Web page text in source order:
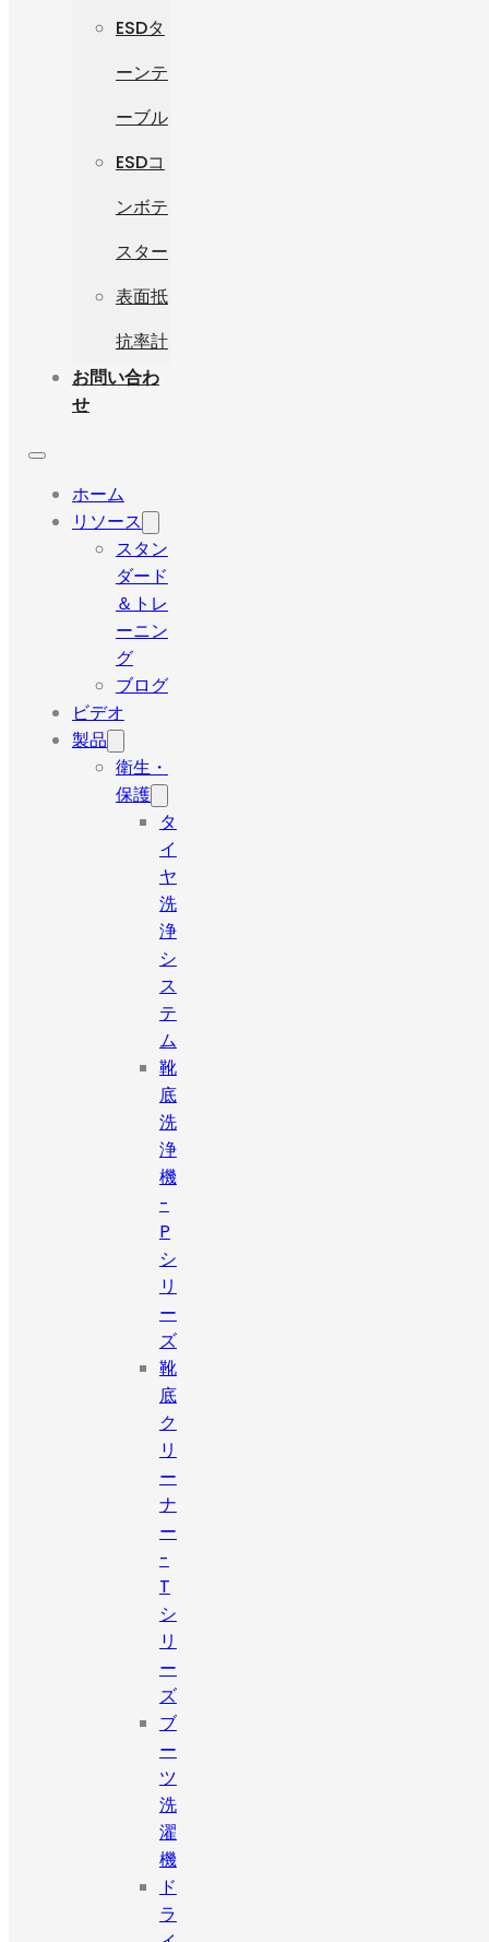
ESDタ
ーンテ
ーブル
ESDコ
ンボテ
スター
表面抵
抗率計
お問い合わ
せ
ホーム
リソース
スタン
ダード
＆トレ
ーニン
グ
ブログ
ビデオ
製品
衛生・
保護
タ
イ
ヤ
洗
浄
シ
ス
テ
ム
靴
底
洗
浄
機
-
P
シ
リ
ー
ズ
靴
底
ク
リ
ー
ナ
ー
-
T
シ
リ
ー
ズ
ブ
ー
ツ
洗
濯
機
ド
ラ